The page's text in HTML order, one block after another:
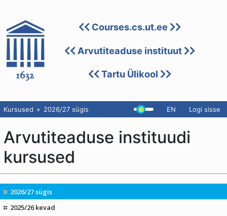
Courses.cs.ut.ee
Arvutiteaduse instituut
Tartu Ülikool
Kursused 2026/27 sügis EN Logi sisse
Arvutiteaduse instituudi
kursused
2026/27 sügis
2025/26 kevad